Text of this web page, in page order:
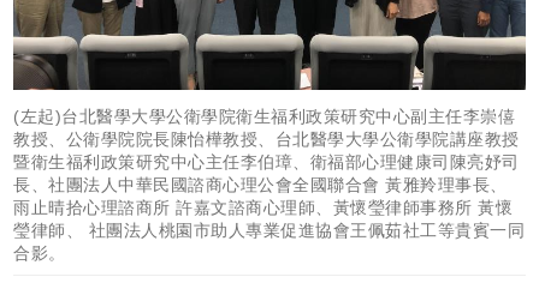
(左起)台北醫學大學公衛學院衛生福利政策研究中心副主任李崇僖
教授、公衛學院院長陳怡樺教授、台北醫學大學公衛學院講座教授
暨衛生福利政策研究中心主任李伯璋、衛福部心理健康司陳亮妤司
長、社團法人中華民國諮商心理公會全國聯合會 黃雅羚理事長、
雨止晴拾心理諮商所 許嘉文諮商心理師、黃懷瑩律師事務所 黃懷
瑩律師、 社團法人桃園市助人專業促進協會王佩茹社工等貴賓一同
合影。